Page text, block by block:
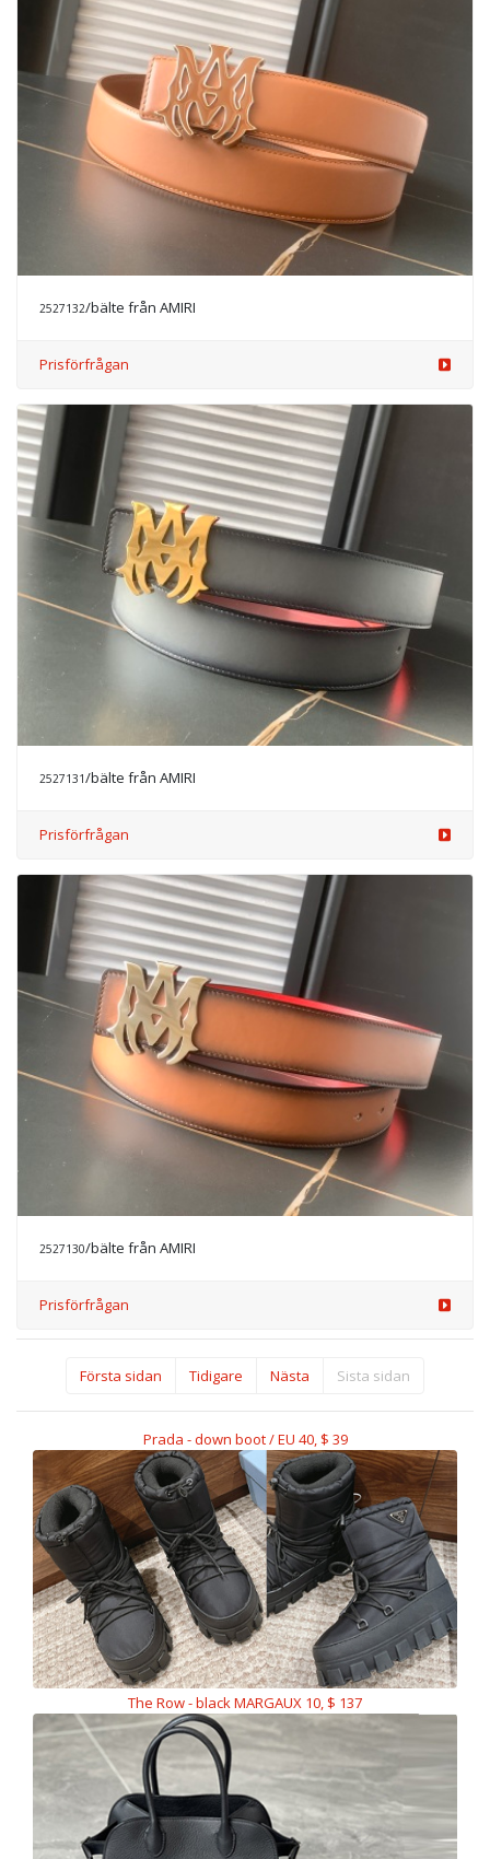
2527132/bälte från AMIRI
Prisförfrågan
2527131/bälte från AMIRI
Prisförfrågan
2527130/bälte från AMIRI
Prisförfrågan
Första sidan Tidigare Nästa Sista sidan
Prada - down boot / EU 40, $ 39
The Row - black MARGAUX 10, $ 137